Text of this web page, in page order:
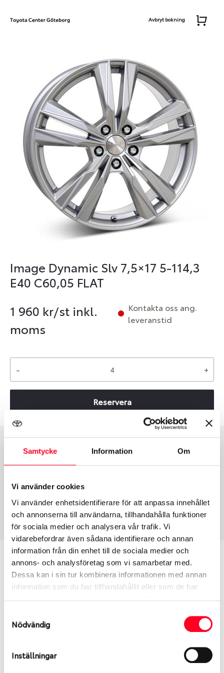
Samtycke Information Om
Vi använder cookies
Vi använder enhetsidentifierare för att anpassa innehållet
och annonserna till användarna, tillhandahålla funktioner
för sociala medier och analysera vår trafik. Vi
vidarebefordrar även sådana identifierare och annan
information från din enhet till de sociala medier och
annons- och analysföretag som vi samarbetar med.
Dessa kan i sin tur kombinera informationen med annan
information som du har tillhandahållit eller som de har
Nödvändig
Inställningar
Avbryt bokning
Image Dynamic Slv 7,5×17 5-114,3
E40 C60,05 FLAT
1 960 kr/st inkl.
moms
Kontakta oss ang.
leveranstid
- +
Reservera
Group
Fälg PV/C LM
Tum
17
40
Centre Diameter
114.3
Art nummer
6420
Passar denna fälg min bil?
Ange registreringsnummer för att se om den fälg
Ibland kan fälgen ha bytts ut under årens lopp och
inte vara samma dimension som bilen hade ut från